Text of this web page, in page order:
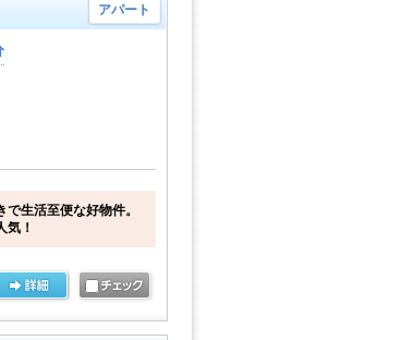
アパート
で生活至便な好物件。
気！